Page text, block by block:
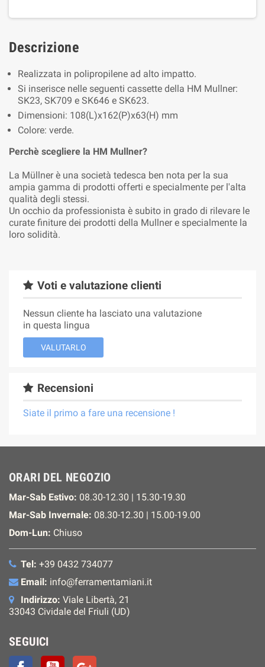
Descrizione
Realizzata in polipropilene ad alto impatto.
Si inserisce nelle seguenti cassette della HM Mullner:
SK23, SK709 e SK646 e SK623.
Dimensioni: 108(L)x162(P)x63(H) mm
Colore: verde.
Perchè scegliere la HM Mullner?
La Müllner è una società tedesca ben nota per la sua
ampia gamma di prodotti offerti e specialmente per l'alta
qualità degli stessi.
Un occhio da professionista è subito in grado di rilevare le
curate finiture dei prodotti della Mullner e specialmente la
loro solidità.
Voti e valutazione clienti
Nessun cliente ha lasciato una valutazione
in questa lingua
VALUTARLO
Recensioni
Siate il primo a fare una recensione !
ORARI DEL NEGOZIO
Mar-Sab Estivo: 08.30-12.30 | 15.30-19.30
Mar-Sab Invernale: 08.30-12.30 | 15.00-19.00
Dom-Lun: Chiuso
Tel: +39 0432 734077
Email: info@ferramentamiani.it
Indirizzo: Viale Libertà, 21
33043 Cividale del Friuli (UD)
SEGUICI
FacebookYouTube